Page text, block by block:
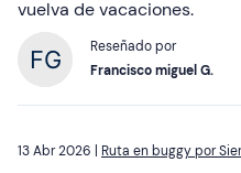
vuelva de vacaciones.
Reseñado por
Francisco miguel G.
13 Abr 2026 | Ruta en buggy por